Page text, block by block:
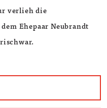
verlieh die
Ehepaar Neubrandt